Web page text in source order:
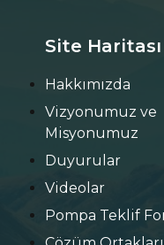
Site Haritası
Hakkımızda
Vizyonumuz ve
Misyonumuz
Duyurular
Videolar
Pompa Teklif